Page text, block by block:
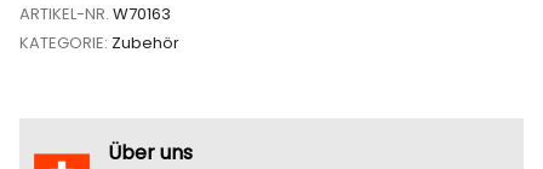
ARTIKEL-NR. W70163
KATEGORIE: Zubehör
Über uns